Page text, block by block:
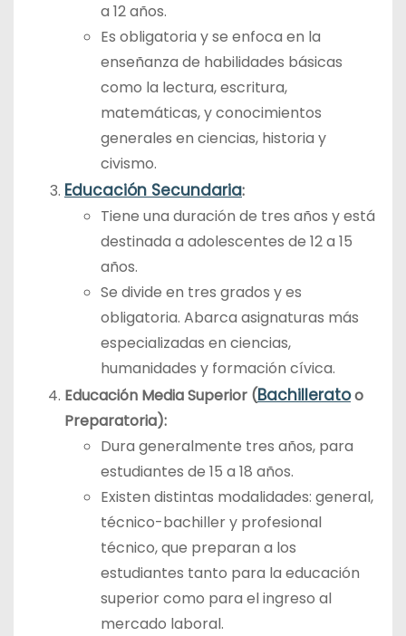
a 12 años.
Es obligatoria y se enfoca en la
enseñanza de habilidades básicas
como la lectura, escritura,
matemáticas, y conocimientos
generales en ciencias, historia y
civismo.
Educación Secundaria:
Tiene una duración de tres años y está
destinada a adolescentes de 12 a 15
años.
Se divide en tres grados y es
obligatoria. Abarca asignaturas más
especializadas en ciencias,
humanidades y formación cívica.
Educación Media Superior (Bachilleratoo
Preparatoria):
Dura generalmente tres años, para
estudiantes de 15 a 18 años.
Existen distintas modalidades: general,
técnico-bachiller y profesional
técnico, que preparan a los
estudiantes tanto para la educación
superior como para el ingreso al
mercado laboral.